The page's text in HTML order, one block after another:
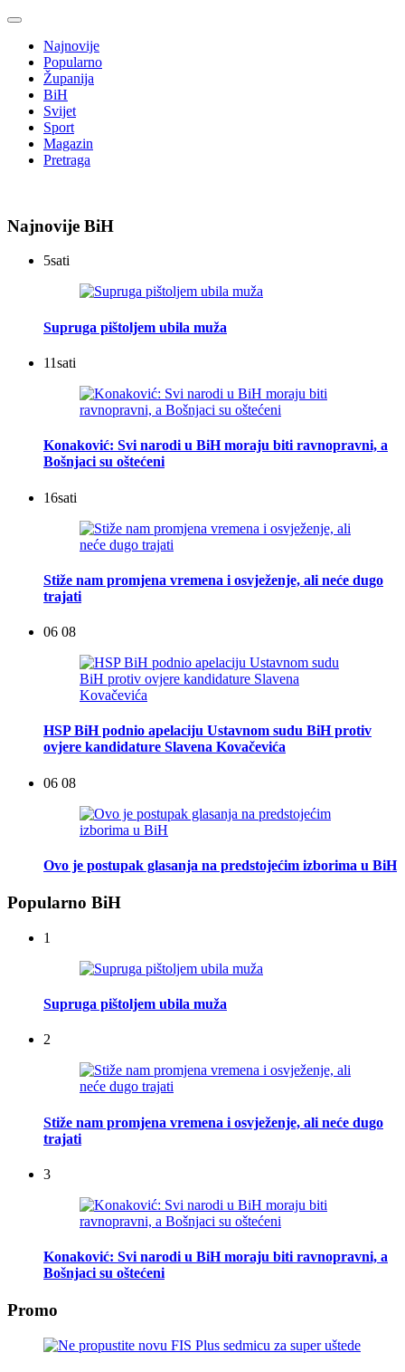
Najnovije
Popularno
Županija
BiH
Svijet
Sport
Magazin
Pretraga
Najnovije BiH
5sati
Supruga pištoljem ubila muža
11sati
Konaković: Svi narodi u BiH moraju biti ravnopravni, a
Bošnjaci su oštećeni
16sati
Stiže nam promjena vremena i osvježenje, ali neće dugo
trajati
06 08
HSP BiH podnio apelaciju Ustavnom sudu BiH protiv
ovjere kandidature Slavena Kovačevića
06 08
Ovo je postupak glasanja na predstojećim izborima u BiH
Popularno BiH
1
Supruga pištoljem ubila muža
2
Stiže nam promjena vremena i osvježenje, ali neće dugo
trajati
3
Konaković: Svi narodi u BiH moraju biti ravnopravni, a
Bošnjaci su oštećeni
Promo